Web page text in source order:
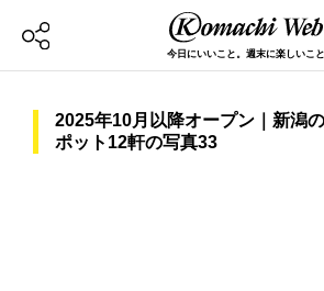
今日にいいこと。週末に楽しいこと
2025年10月以降オープン｜新潟
ポット12軒の写真33